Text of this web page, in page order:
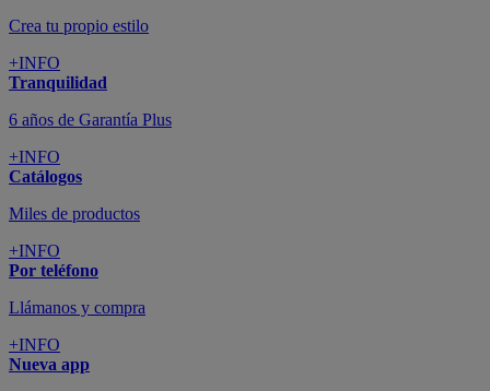
Crea tu propio estilo
+INFO
Tranquilidad
6 años de Garantía Plus
+INFO
Catálogos
Miles de productos
+INFO
Por teléfono
Llámanos y compra
+INFO
Nueva app